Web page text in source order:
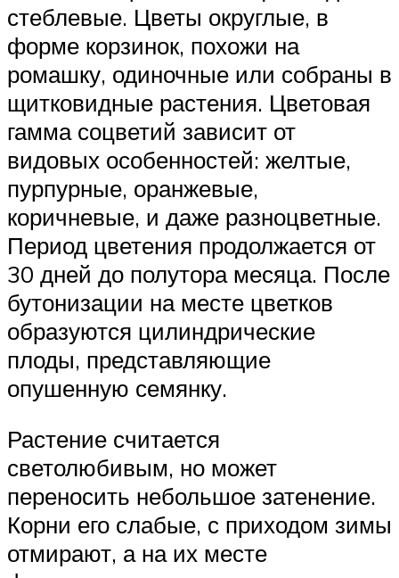
стеблевые. Цветы округлые, в
форме корзинок, похожи на
ромашку, одиночные или собраны в
щитковидные растения. Цветовая
гамма соцветий зависит от
видовых особенностей: желтые,
пурпурные, оранжевые,
коричневые, и даже разноцветные.
Период цветения продолжается от
30 дней до полутора месяца. После
бутонизации на месте цветков
образуются цилиндрические
плоды, представляющие
опушенную семянку.
Растение считается
светолюбивым, но может
переносить небольшое затенение.
Корни его слабые, с приходом зимы
отмирают, а на их месте